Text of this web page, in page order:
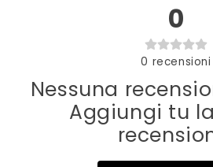
0
0 recensioni
Nessuna
Aggiungi tu